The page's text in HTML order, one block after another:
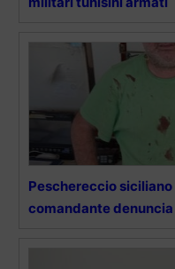
Peschereccio
comandante